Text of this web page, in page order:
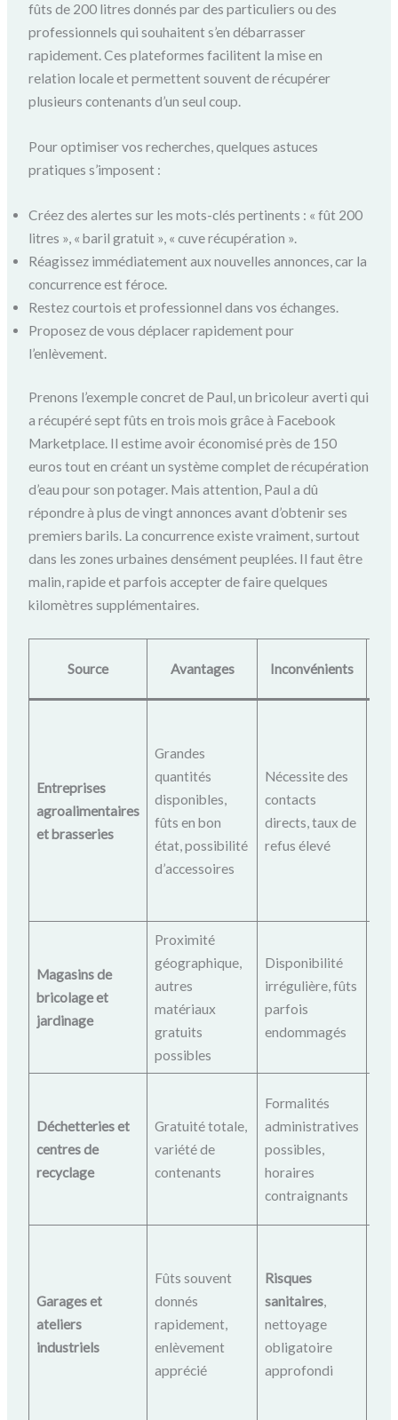
fûts de 200 litres donnés par des particuliers ou des
professionnels qui souhaitent s’en débarrasser
rapidement. Ces plateformes facilitent la mise en
relation locale et permettent souvent de récupérer
plusieurs contenants d’un seul coup.
Pour optimiser vos recherches, quelques astuces
pratiques s’imposent :
Créez des alertes sur les mots-clés pertinents : « fût 200
litres », « baril gratuit », « cuve récupération ».
Réagissez immédiatement aux nouvelles annonces, car la
concurrence est féroce.
Restez courtois et professionnel dans vos échanges.
Proposez de vous déplacer rapidement pour
l’enlèvement.
Prenons l’exemple concret de Paul, un bricoleur averti qui
a récupéré sept fûts en trois mois grâce à Facebook
Marketplace. Il estime avoir économisé près de 150
euros tout en créant un système complet de récupération
d’eau pour son potager. Mais attention, Paul a dû
répondre à plus de vingt annonces avant d’obtenir ses
premiers barils. La concurrence existe vraiment, surtout
dans les zones urbaines densément peuplées. Il faut être
malin, rapide et parfois accepter de faire quelques
kilomètres supplémentaires.
Source Avantages Inconvénients
Entreprises
agroalimentaires
et brasseries
Grandes
quantités
disponibles,
fûts en bon
état, possibilité
d’accessoires
Nécessite des
contacts
directs, taux de
refus élevé
Magasins de
bricolage et
jardinage
Proximité
géographique,
autres
matériaux
gratuits
possibles
Disponibilité
irrégulière, fûts
parfois
endommagés
Déchetteries et
centres de
recyclage
Gratuité totale,
variété de
contenants
Formalités
administratives
possibles,
horaires
contraignants
Garages et
ateliers
industriels
Fûts souvent
donnés
rapidement,
enlèvement
apprécié
Risques
sanitaires,
nettoyage
obligatoire
approfondi